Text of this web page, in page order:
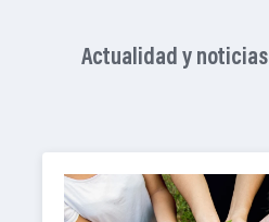
Actualidad y noticias